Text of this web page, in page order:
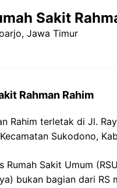
Sakit
Jawa Timur
Rahman Rahim
Rahim terletak di Jl.
Sukodono,
Rumah Sakit Umum
bukan bagian dari RS